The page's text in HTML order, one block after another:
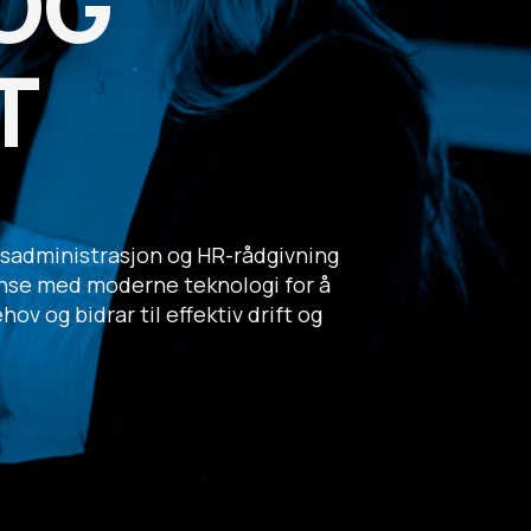
og HR-rådgivning
med moderne teknologi for å
og bidrar til effektiv drift og